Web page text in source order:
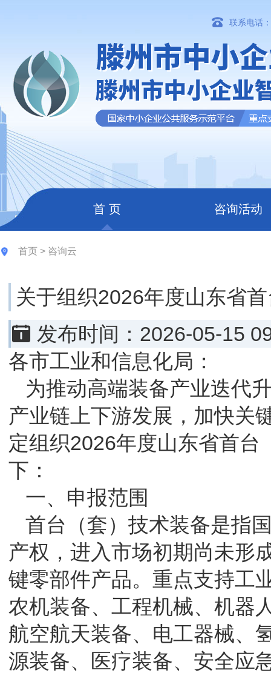
联系电话
首 页 咨询活动
首页 > 咨询云
关于组织2026年度山东省
发布
各市工业和信息化局：
为推动高端装备产业迭代
产业链上下游发展，加快关
定组织2026年度山东省首台
下：
一、申报范围
首台（套）技术装备是指
产权，进入市场初期尚未形
键零部件产品。重点支持工
农机装备、工程机械、机器
航空航天装备、电工器械、
源装备、医疗装备、安全应